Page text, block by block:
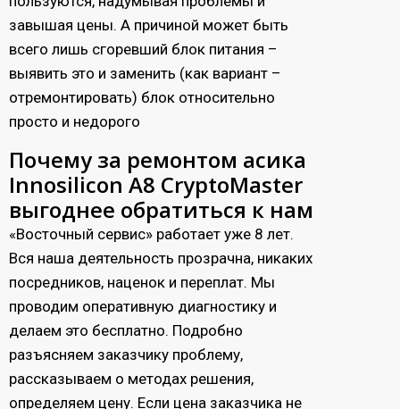
завышая цены. А причиной может быть
всего лишь сгоревший блок питания –
выявить это и заменить (как вариант –
отремонтировать) блок относительно
просто и недорого
Почему за ремонтом асика
Innosilicon A8 CryptoMaster
выгоднее обратиться к нам
«Восточный сервис» работает уже 8 лет.
Вся наша деятельность прозрачна, никаких
посредников, наценок и переплат. Мы
проводим оперативную диагностику и
делаем это бесплатно. Подробно
разъясняем заказчику проблему,
рассказываем о методах решения,
определяем цену. Если цена заказчика не